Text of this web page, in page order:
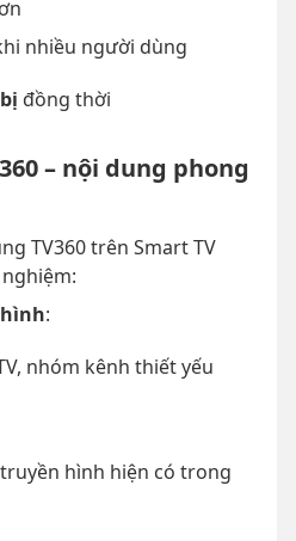
nhiều người dùng
đồng thời
– nội dung phong
TV360 trên Smart TV
:
nhóm kênh thiết yếu
hình hiện có trong